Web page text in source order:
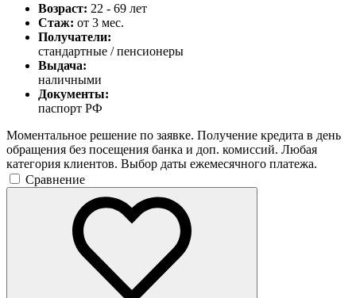
Возраст: 22 - 69 лет
Стаж: от 3 мес.
Получатели:
стандартные / пенсионеры
Выдача:
наличными
Документы:
паспорт РФ
Моментальное решение по заявке. Получение кредита в день
обращения без посещения банка и доп. комиссий. Любая
категория клиентов. Выбор даты ежемесячного платежа.
Сравнение